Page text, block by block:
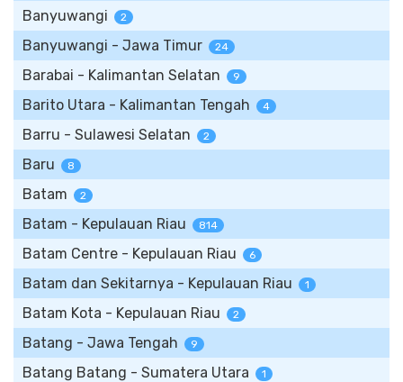
Banyuwangi 2
Banyuwangi - Jawa Timur 24
Barabai - Kalimantan Selatan 9
Barito Utara - Kalimantan Tengah 4
Barru - Sulawesi Selatan 2
Baru 8
Batam 2
Batam - Kepulauan Riau 814
Batam Centre - Kepulauan Riau 6
Batam dan Sekitarnya - Kepulauan Riau 1
Batam Kota - Kepulauan Riau 2
Batang - Jawa Tengah 9
Batang Batang - Sumatera Utara 1